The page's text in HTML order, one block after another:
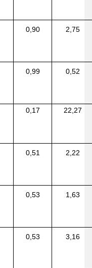
0,90 2,75
0,99 0,52
0,17 22,27
0,51 2,22
0,53 1,63
0,53 3,16